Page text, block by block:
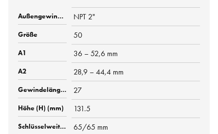
NPT 2"
50
36 – 52,6 mm
28,9 – 44,4 mm
27
131.5
65/65 mm